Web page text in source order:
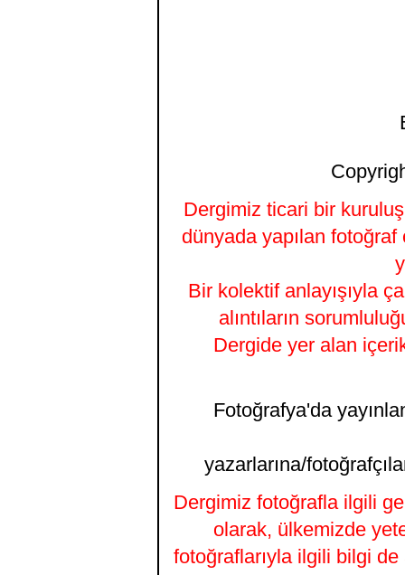
Dergimiz ticari bir kuruluş
dünyada yapılan fotoğraf
Bir kolektif anlayışıyla
alıntıların
Dergide yer alan
Fotoğrafya'da
yazarlarına/
Dergimiz fotoğrafla ilgili
olarak, ülkemizde
fotoğraflarıyla ilgili bilgi